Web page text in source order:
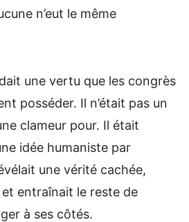
n’eut le même
une vertu que les congrès
posséder. Il n’était pas un
clameur pour. Il était
idée humaniste par
une vérité cachée,
entraînait le reste de
à ses côtés.